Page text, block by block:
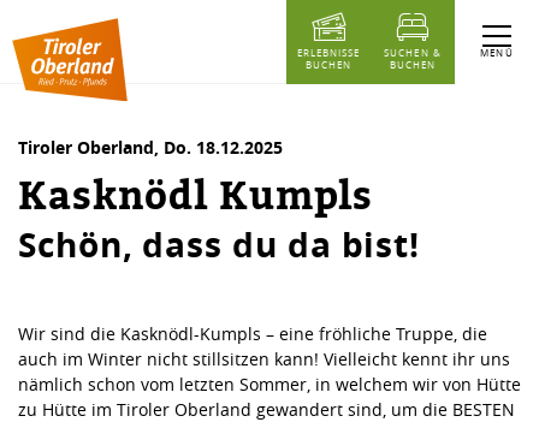
Kasknödl Kumpls
MENÜ
SUCHEN &
BUCHEN
ERLEBNISSE
BUCHEN
Tiroler Oberland, Do. 18.12.2025
Kasknödl Kumpls
Schön, dass du da bist!
Wir sind die Kasknödl-Kumpls – eine fröhliche Truppe, die
auch im Winter nicht stillsitzen kann! Vielleicht kennt ihr uns
nämlich schon vom letzten Sommer, in welchem wir von Hütte
zu Hütte im Tiroler Oberland gewandert sind, um die BESTEN